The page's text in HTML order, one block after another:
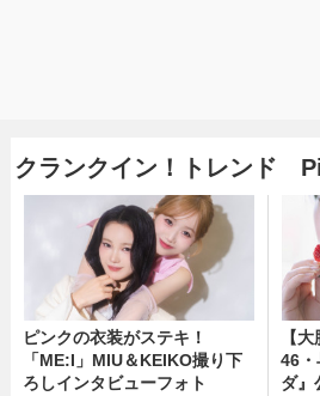
クランクイン！トレンド
ピンクの衣装がステキ！
「ME:I」MIU＆KEIKO撮り下
ろしインタビューフォト
【
46・
ダ』